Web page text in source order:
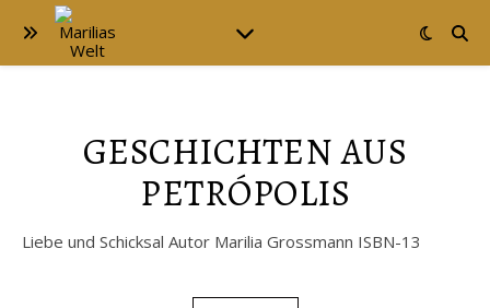
GESCHICHTEN AUS
PETRÓPOLIS
Liebe und Schicksal Autor Marilia Grossmann ISBN-13